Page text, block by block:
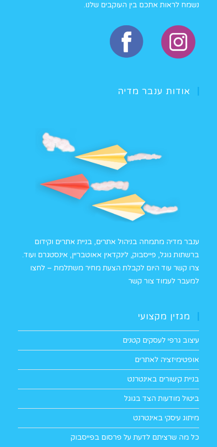
נשמח לראות אתכם בין העוקבים שלנו.
אודות ענבר מדיה
ענבר מדיה מתמחה בניהול אתרים, בניית אתרים וקידום
ברשתות גוגל, פייסבוק, לינקדאין אאוטבריין, אינסטגרם ועוד.
צרו קשר עוד היום לקבלת הצעת מחיר משתלמת – לחצו
למעבר לעמוד צור קשר
מגזין מקצועי
עיצוב גרפי לעסקים קטנים
אופטימיזציה לאתרים
בניית קישורים באינטרנט
ביטול מודעות הצד בגוגל
מיתוג עיסקי באינטרנט
כל מה שרציתם לדעת על פרסום בפייסבוק